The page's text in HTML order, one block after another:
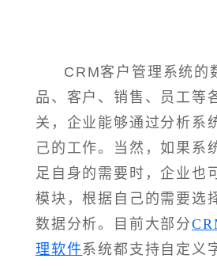
CRM客户管理系统的
品、客户、销售、员工等
关，企业能够通过分析系
己的工作。当然，如果系
足自身的需要时，企业也
模块，根据自己的需要选
数据分析。目前大部分
理软件系统都支持自定义